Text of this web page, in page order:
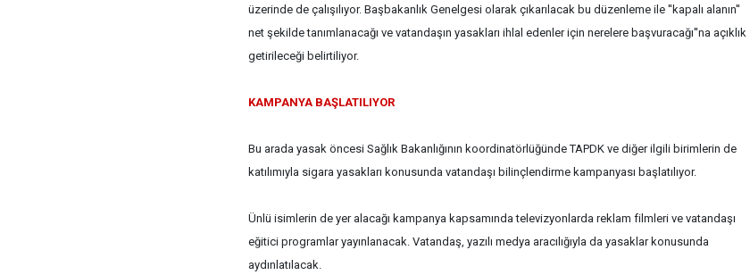
üzerinde de çalışılıyor. Başbakanlık Genelgesi olarak çıkarılacak bu düzenleme ile ''kapalı alanın''
net şekilde tanımlanacağı ve vatandaşın yasakları ihlal edenler için nerelere başvuracağı''na açıklık
getirileceği belirtiliyor.
KAMPANYA BAŞLATILIYOR
Bu arada yasak öncesi Sağlık Bakanlığının koordinatörlüğünde TAPDK ve diğer ilgili birimlerin de
katılımıyla sigara yasakları konusunda vatandaşı bilinçlendirme kampanyası başlatılıyor.
Ünlü isimlerin de yer alacağı kampanya kapsamında televizyonlarda reklam filmleri ve vatandaşı
eğitici programlar yayınlanacak. Vatandaş, yazılı medya aracılığıyla da yasaklar konusunda
aydınlatılacak.